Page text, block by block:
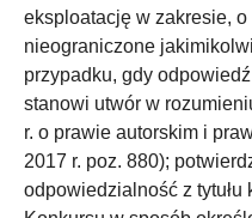
eksploatację w zakresie,
nieograniczone
przypadku, gdy
stanowi utwór w
r. o prawie autorskim i
2017 r. poz. 880);
odpowiedzialność z tytułu